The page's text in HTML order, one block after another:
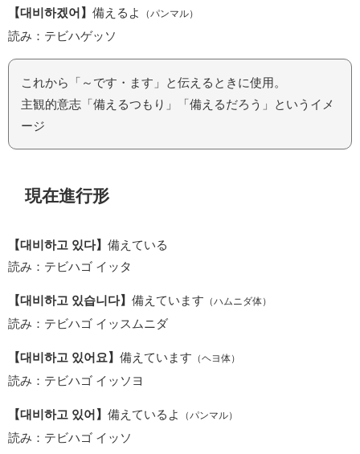
【대비하겠어】 備えるよ （パンマル）
読み：テビハゲッソ
これから「～です・ます」と伝えるときに使用。
主観的意志「備えるつもり」「備えるだろう」というイメ
ージ
現在進行形
【대비하고 있다】 備えている
読み：テビハゴ イッタ
【대비하고 있습니다】 備えています （ハムニダ体）
読み：テビハゴ イッスムニダ
【대비하고 있어요】 備えています （ヘヨ体）
読み：テビハゴ イッソヨ
【대비하고 있어】 備えているよ （パンマル）
読み：テビハゴ イッソ